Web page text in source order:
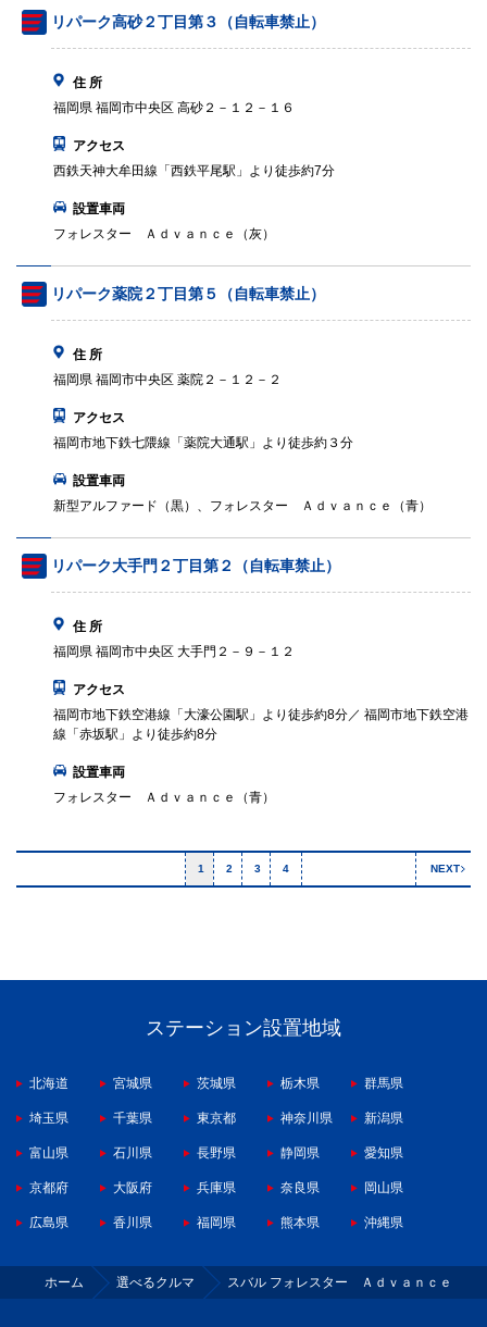
リパーク高砂２丁目第３（自転車禁止）
住 所
福岡県 福岡市中央区 高砂２－１２－１６
アクセス
西鉄天神大牟田線「西鉄平尾駅」より徒歩約7分
設置車両
フォレスター Ａｄｖａｎｃｅ（灰）
リパーク薬院２丁目第５（自転車禁止）
住 所
福岡県 福岡市中央区 薬院２－１２－２
アクセス
福岡市地下鉄七隈線「薬院大通駅」より徒歩約３分
設置車両
新型アルファード（黒）、フォレスター Ａｄｖａｎｃｅ（青）
リパーク大手門２丁目第２（自転車禁止）
住 所
福岡県 福岡市中央区 大手門２－９－１２
アクセス
福岡市地下鉄空港線「大濠公園駅」より徒歩約8分／ 福岡市地下鉄空港
線「赤坂駅」より徒歩約8分
設置車両
フォレスター Ａｄｖａｎｃｅ（青）
1 2 3 4 NEXT
ステーション設置地域
北海道 宮城県 茨城県 栃木県 群馬県
埼玉県 千葉県 東京都 神奈川県 新潟県
富山県 石川県 長野県 静岡県 愛知県
京都府 大阪府 兵庫県 奈良県 岡山県
広島県 香川県 福岡県 熊本県 沖縄県
ホーム 選べるクルマ スバル フォレスター Ａｄｖａｎｃｅ